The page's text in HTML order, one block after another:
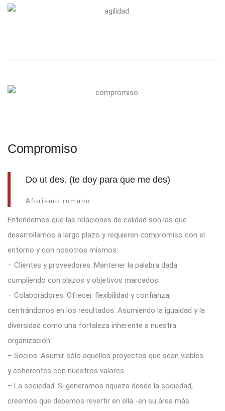
Compromiso
Do ut des. (te doy para que me des)
Aforismo romano
Entendemos que las relaciones de calidad son las que
desarrollamos a largo plazo y requieren compromiso con el
entorno y con nosotros mismos:
– Clientes y proveedores. Mantener la palabra dada
cumpliendo con plazos y objetivos marcados.
– Colaboradores. Ofrecer flexibilidad y confianza,
centrándonos en los resultados. Asumiendo la igualdad y la
diversidad como una fortaleza inherente a nuestra
organización.
– Socios. Asumir sólo aquellos proyectos que sean viables
y coherentes con nuestros valores.
– La sociedad. Si generamos riqueza desde la sociedad,
creemos que debemos revertir en ella -en su área más